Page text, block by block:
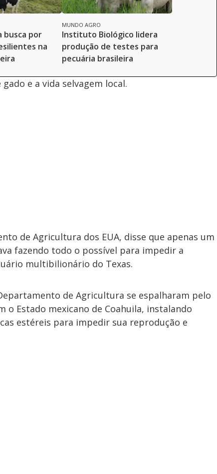
busca por
na
MUNDO AGRO
Instituto Biológico lidera
produção de testes para
pecuária brasileira
e a vida selvagem local.
de Agricultura dos EUA, disse que apenas um
fazendo todo o possível para impedir a
multibilionário do Texas.
de Agricultura se espalharam pelo
o Estado mexicano de Coahuila, instalando
estéreis para impedir sua reprodução e